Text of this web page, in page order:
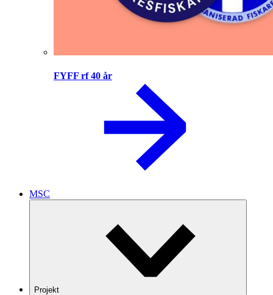
FYFF rf 40 år
MSC
Projekt